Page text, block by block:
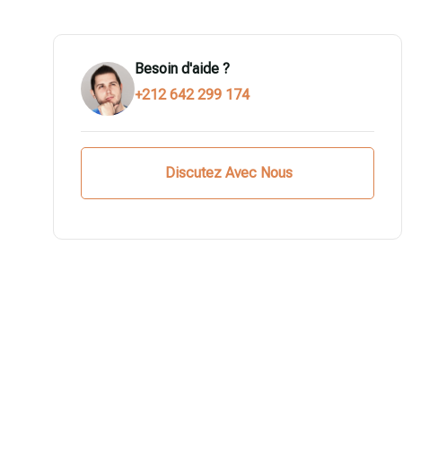
Besoin d'aide ?
+212 642 299 174
Discutez Avec Nous